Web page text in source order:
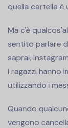
quella cartella è
Ma c'è
sentito parlare
saprai,
i ragazzi hanno
utilizzando i
Quando
vengono